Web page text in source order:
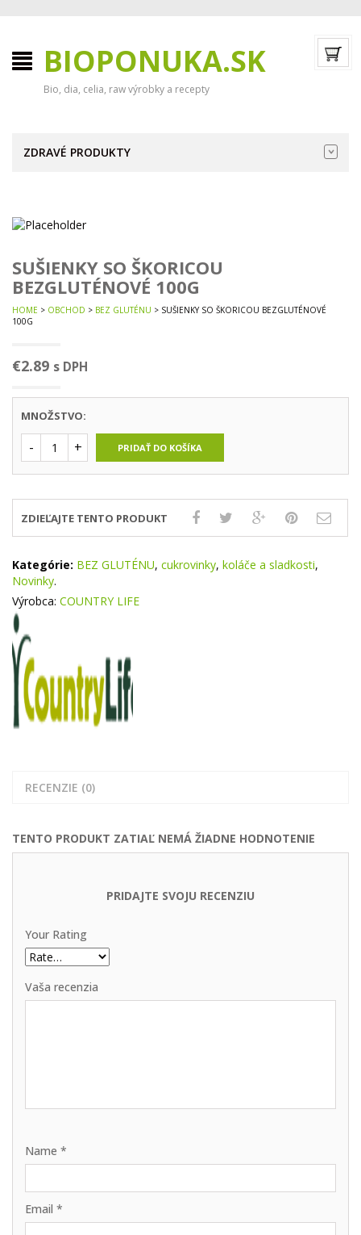
BIOPONUKA.SK
Bio, dia, celia, raw výrobky a recepty
ZDRAVÉ PRODUKTY
SUŠIENKY SO ŠKORICOU
BEZGLUTÉNOVÉ 100G
HOME > OBCHOD > BEZ GLUTÉNU > SUŠIENKY SO ŠKORICOU BEZGLUTÉNOVÉ
100G
€2.89 s DPH
MNOŽSTVO:
PRIDAŤ DO KOŠÍKA
ZDIEĽAJTE TENTO PRODUKT
Kategórie: BEZ GLUTÉNU, cukrovinky, koláče a sladkosti,
Novinky.
Výrobca: COUNTRY LIFE
RECENZIE (0)
TENTO PRODUKT ZATIAĽ NEMÁ ŽIADNE HODNOTENIE
PRIDAJTE SVOJU RECENZIU
Your Rating
Vaša recenzia
Name *
Email *